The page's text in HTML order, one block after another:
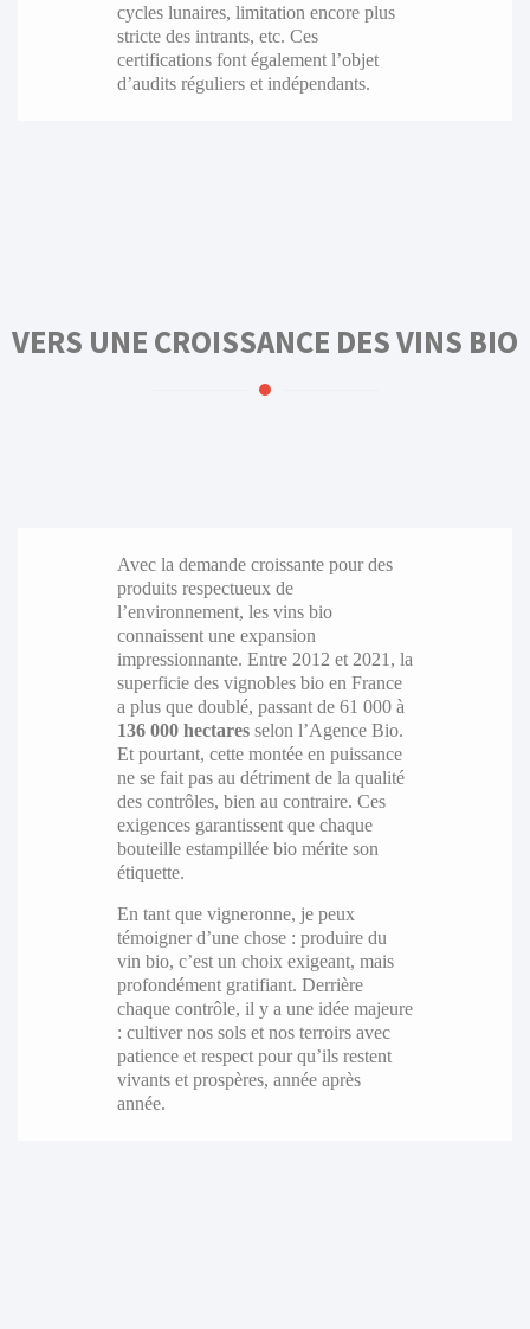
cycles lunaires, limitation encore plus
stricte des intrants, etc. Ces
certifications font également l’objet
d’audits réguliers et indépendants.
VERS UNE CROISSANCE DES VINS BIO
Avec la demande croissante pour des
produits respectueux de
l’environnement, les vins bio
connaissent une expansion
impressionnante. Entre 2012 et 2021, la
superficie des vignobles bio en France
a plus que doublé, passant de 61 000 à
136 000 hectaresselon l’Agence Bio.
Et pourtant, cette montée en puissance
ne se fait pas au détriment de la qualité
des contrôles, bien au contraire. Ces
exigences garantissent que chaque
bouteille estampillée bio mérite son
étiquette.
En tant que vigneronne, je peux
témoigner d’une chose : produire du
vin bio, c’est un choix exigeant, mais
profondément gratifiant. Derrière
chaque contrôle, il y a une idée majeure
: cultiver nos sols et nos terroirs avec
patience et respect pour qu’ils restent
vivants et prospères, année après
année.